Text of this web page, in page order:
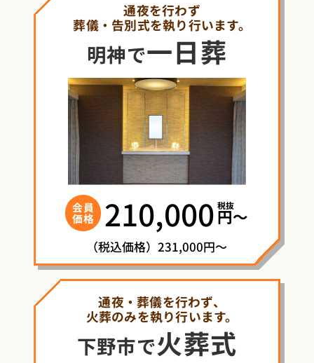
通夜を行わず
葬儀・告別式を執り行います。
明神で一日葬
会員
価格 210,000 税抜
円〜
（税込価格）231,000円～
通夜・葬儀を行わず、
火葬のみを執り行います。
下野市で火葬式